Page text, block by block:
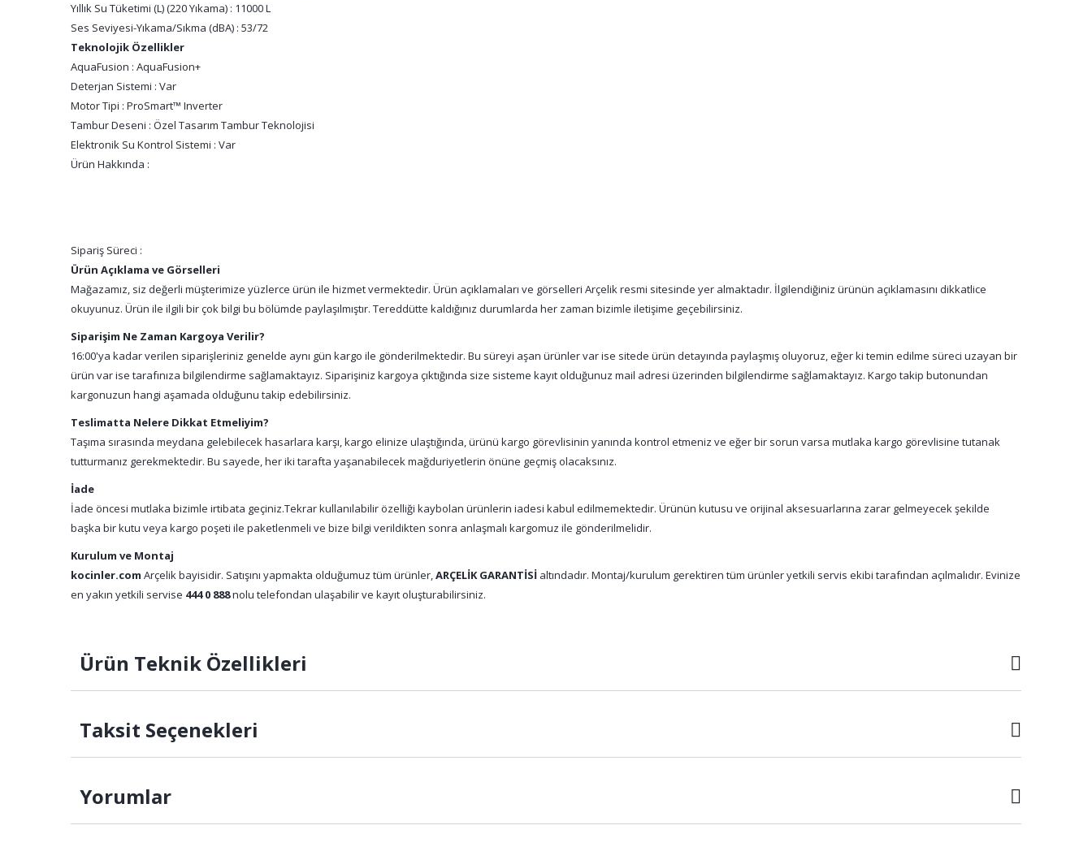
Yıllık Su Tüketimi (L) (220 Yıkama) : 11000 L
Ses Seviyesi-Yıkama/Sıkma (dBA) : 53/72
Teknolojik Özellikler
AquaFusion : AquaFusion+
Deterjan Sistemi : Var
Motor Tipi : ProSmart™ Inverter
Tambur Deseni : Özel Tasarım Tambur Teknolojisi
Elektronik Su Kontrol Sistemi : Var
Ürün Hakkında :
Sipariş Süreci :
Ürün Açıklama ve Görselleri
Mağazamız, siz değerli müşterimize yüzlerce ürün ile hizmet vermektedir. Ürün açıklamaları ve görselleri Arçelik resmi sitesinde yer almaktadır. İlgilendiğiniz ürünün açıklamasını dikkatlice
okuyunuz. Ürün ile ilgili bir çok bilgi bu bölümde paylaşılmıştır. Tereddütte kaldığınız durumlarda her zaman bizimle iletişime geçebilirsiniz.
Siparişim Ne Zaman Kargoya Verilir?
16:00'ya kadar verilen siparişleriniz genelde aynı gün kargo ile gönderilmektedir. Bu süreyi aşan ürünler var ise sitede ürün detayında paylaşmış oluyoruz, eğer ki temin edilme süreci uzayan bir
ürün var ise tarafınıza bilgilendirme sağlamaktayız. Siparişiniz kargoya çıktığında size sisteme kayıt olduğunuz mail adresi üzerinden bilgilendirme sağlamaktayız. Kargo takip butonundan
kargonuzun hangi aşamada olduğunu takip edebilirsiniz.
Teslimatta Nelere Dikkat Etmeliyim?
Taşıma sırasında meydana gelebilecek hasarlara karşı, kargo elinize ulaştığında, ürünü kargo görevlisinin yanında kontrol etmeniz ve eğer bir sorun varsa mutlaka kargo görevlisine tutanak
tutturmanız gerekmektedir. Bu sayede, her iki tarafta yaşanabilecek mağduriyetlerin önüne geçmiş olacaksınız.
İade
İade öncesi mutlaka bizimle irtibata geçiniz.Tekrar kullanılabilir özelliği kaybolan ürünlerin iadesi kabul edilmemektedir. Ürünün kutusu ve orijinal aksesuarlarına zarar gelmeyecek şekilde
başka bir kutu veya kargo poşeti ile paketlenmeli ve bize bilgi verildikten sonra anlaşmalı kargomuz ile gönderilmelidir.
Kurulum ve Montaj
kocinler.com Arçelik bayisidir. Satışını yapmakta olduğumuz tüm ürünler,ARÇELİK GARANTİSİ altındadır. Montaj/kurulum gerektiren tüm ürünler yetkili servis ekibi tarafından açılmalıdır. Evinize
en yakın yetkili servise 444 0 888nolu telefondan ulaşabilir ve kayıt oluşturabilirsiniz.
Ürün Teknik Özellikleri
Taksit Seçenekleri
Yorumlar